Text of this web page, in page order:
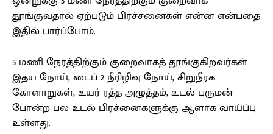
தூங்குவதால் ஏற்படும் பிரச்சனைகள் என்ன என்பதை
இதில் பார்ப்போம்.
5 மணி நேரத்திற்கும் குறைவாகத் தூங்குகிறவர்கள்
இதய நோய், டைப் 2 நீரிழிவு நோய், சிறுநீரக
கோளாறுகள், உயர் ரத்த அழுத்தம், உடல் பருமன்
போன்ற பல உடல் பிரச்னைகளுக்கு ஆளாக வாய்ப்பு
உள்ளது.